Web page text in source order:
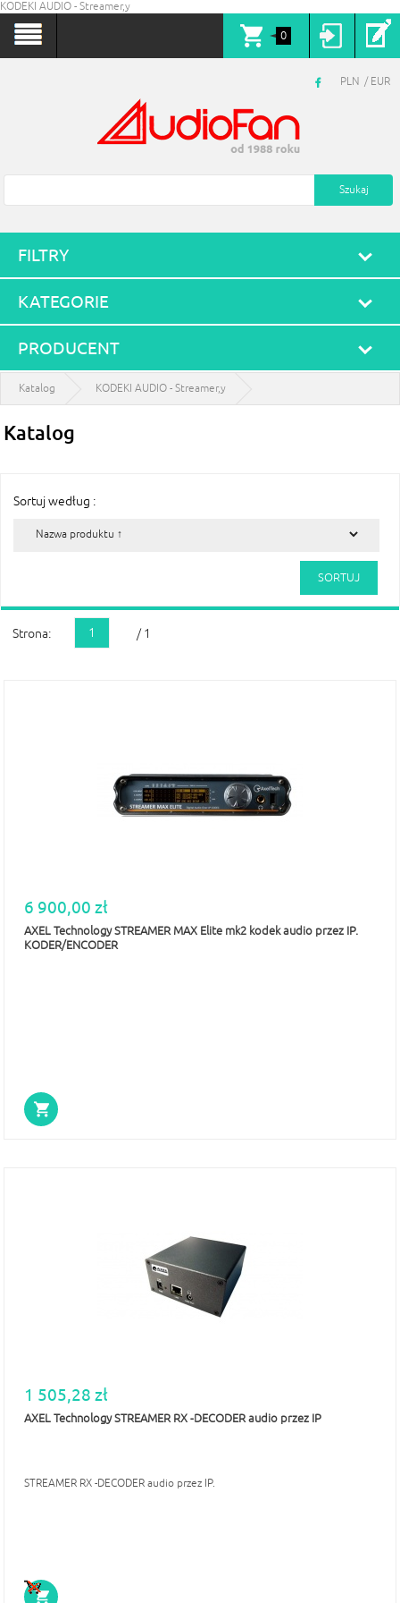
KODEKI AUDIO - Streamer,y
0
PLN EUR
FILTRY
KATEGORIE
PRODUCENT
Katalog KODEKI AUDIO - Streamer,y
Katalog
Sortuj według :
Strona: 1 / 1
6 900,00 zł
AXEL Technology STREAMER MAX Elite mk2 kodek audio przez IP.
KODER/ENCODER
1 505,28 zł
AXEL Technology STREAMER RX -DECODER audio przez IP
STREAMER RX -DECODER audio przez IP.